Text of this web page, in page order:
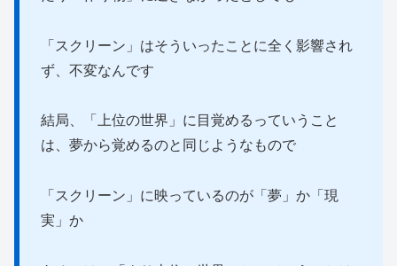
「スクリーン」はそういったことに全く影響され
ず、不変なんです
結局、「上位の世界」に目覚めるっていうこと
は、夢から覚めるのと同じようなもので
「スクリーン」に映っているのが「夢」か「現
実」か